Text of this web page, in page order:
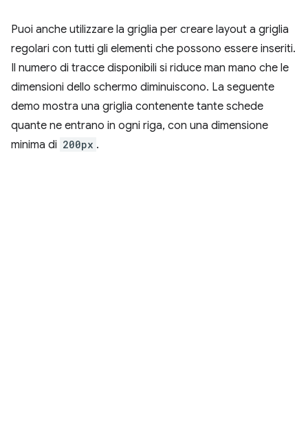
Puoi anche utilizzare la griglia per creare layout a griglia
regolari con tutti gli elementi che possono essere inseriti.
Il numero di tracce disponibili si riduce man mano che le
dimensioni dello schermo diminuiscono. La seguente
demo mostra una griglia contenente tante schede
quante ne entrano in ogni riga, con una dimensione
minima di 200px .